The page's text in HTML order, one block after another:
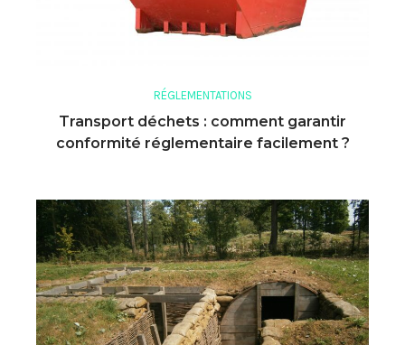
RÉGLEMENTATIONS
Transport déchets : comment garantir
conformité réglementaire facilement ?